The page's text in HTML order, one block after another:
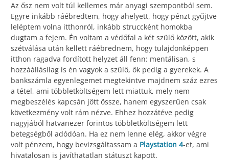
Az ősz nem volt túl kellemes már anyagi szempontból sem.
Egyre inkább ráébredtem, hogy ahelyett, hogy pénzt gyűjtve
leléptem volna itthonról, inkább struccként homokba
dugtam a fejem. Én voltam a védőfal a két szülő között, akik
szétválása után kellett ráébrednem, hogy tulajdonképpen
itthon ragadva fordított helyzet áll fenn: mentálisan, s
hozzáállásilag is én vagyok a szülő, ők pedig a gyerekek. A
bankszámla egyenlegemet megtekintve majdnem száz ezres
a tétel, ami többletköltségem lett miattuk, mely nem
megbeszélés kapcsán jött össze, hanem egyszerűen csak
következmény volt rám nézve. Ehhez hozzátéve pedig
nagyjából hatvanezer forintos többletköltségem lett
betegségből adódóan. Ha ez nem lenne elég, akkor végre
volt pénzem, hogy bevizsgáltassam a Playstation 4-et, ami
hivatalosan is javíthatatlan státuszt kapott.